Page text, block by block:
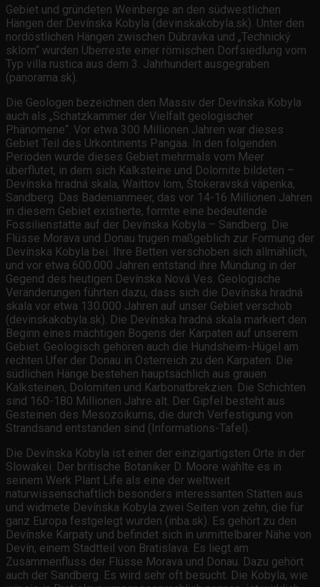
Gebiet und gründeten Weinberge an den südwestlichen
Hängen der Devínska Kobyla (devinskakobyla.sk). Unter den
nordöstlichen Hängen zwischen Dúbravka und „Technický
sklom“ wurden Überreste einer römischen Dorfsiedlung vom
Typ villa rustica aus dem 3. Jahrhundert ausgegraben
(panorama.sk).
Die Geologen bezeichnen den Massiv der Devínska Kobyla
auch als „Schatzkammer der Vielfalt geologischer
Phänomene“. Vor etwa 300 Millionen Jahren war dieses
Gebiet Teil des Urkontinents Pangäa. In den folgenden
Perioden wurde dieses Gebiet mehrmals vom Meer
überflutet, in dem sich Kalksteine und Dolomite bildeten –
Devínska hradná skala, Waittov lom, Štokeravská vápenka,
Sandberg. Das Badenianmeer, das vor 14-16 Millionen Jahren
in diesem Gebiet existierte, formte eine bedeutende
Fossilienstätte auf der Devínska Kobyla – Sandberg. Die
Flüsse Morava und Donau trugen maßgeblich zur Formung der
Devínska Kobyla bei. Ihre Betten verschoben sich allmählich,
und vor etwa 600.000 Jahren entstand ihre Mündung in der
Gegend des heutigen Devínska Nová Ves. Geologische
Veränderungen führten dazu, dass sich die Devínska hradná
skala vor etwa 130.000 Jahren auf unser Gebiet verschob
(devinskakobyla.sk). Die Devínska hradná skala markiert den
Beginn eines mächtigen Bogens der Karpaten auf unserem
Gebiet. Geologisch gehören auch die Hundsheim-Hügel am
rechten Ufer der Donau in Österreich zu den Karpaten. Die
südlichen Hänge bestehen hauptsächlich aus grauen
Kalksteinen, Dolomiten und Karbonatbrekzien. Die Schichten
sind 160-180 Millionen Jahre alt. Der Gipfel besteht aus
Gesteinen des Mesozoikums, die durch Verfestigung von
Strandsand entstanden sind (Informations-Tafel).
Die Devínska Kobyla ist einer der einzigartigsten Orte in der
Slowakei. Der britische Botaniker D. Moore wählte es in
seinem Werk Plant Life als eine der weltweit
naturwissenschaftlich besonders interessanten Stätten aus
und widmete Devínska Kobyla zwei Seiten von zehn, die für
ganz Europa festgelegt wurden (inba.sk). Es gehört zu den
Devínske Karpaty und befindet sich in unmittelbarer Nähe von
Devín, einem Stadtteil von Bratislava. Es liegt am
Zusammenfluss der Flüsse Morava und Donau. Dazu gehört
auch der Sandberg. Es wird sehr oft besucht. Die Kobyla, wie